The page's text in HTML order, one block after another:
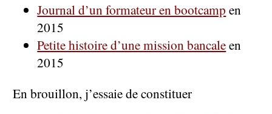
Journal d’un formateur en bootcamp en
2015
Petite histoire d’une mission bancaleen
2015
En brouillon, j’essaie de constituer